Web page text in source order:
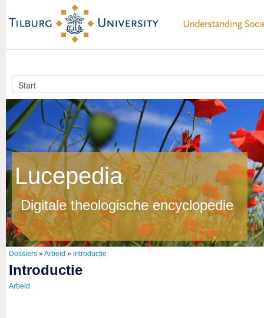
Lucepedia
Digitale theologische encyclopedie
Dossiers »Arbeid » introductie
introductie
Arbeid